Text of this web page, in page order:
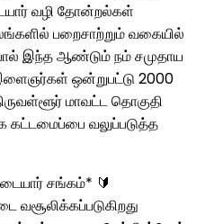
வழி தோன்றல்கள்
பறைசாற்றும் வகையில்
இந்த ஆண்டும் நம் சமுதாய
ஒன்றுபட்டு 2000
மாவட்ட தொகுதி
கட்டமைப்பை வலுப்படுத்த
சங்கம்* 🔰
வசூலிக்கப்படுகிறது